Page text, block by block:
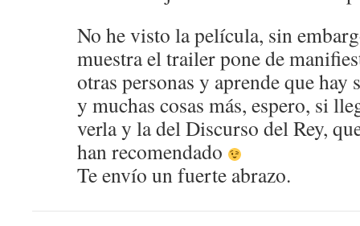
No he visto la película, sin
muestra el trailer pone de
otras personas y aprende que
y muchas cosas más, espero, si
verla y la del Discurso del Rey,
han recomendado
Te envío un fuerte abrazo.